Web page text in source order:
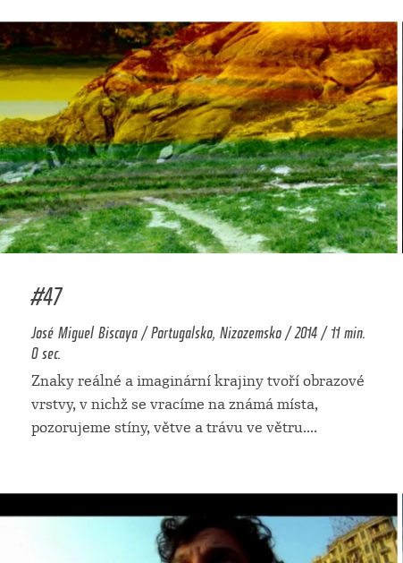
#47
José Miguel Biscaya / Portugalsko, Nizozemsko / 2014 / 11 min.
0 sec.
Znaky reálné a imaginární krajiny tvoří obrazové
vrstvy, v nichž se vracíme na známá místa,
pozorujeme stíny, větve a trávu ve větru....